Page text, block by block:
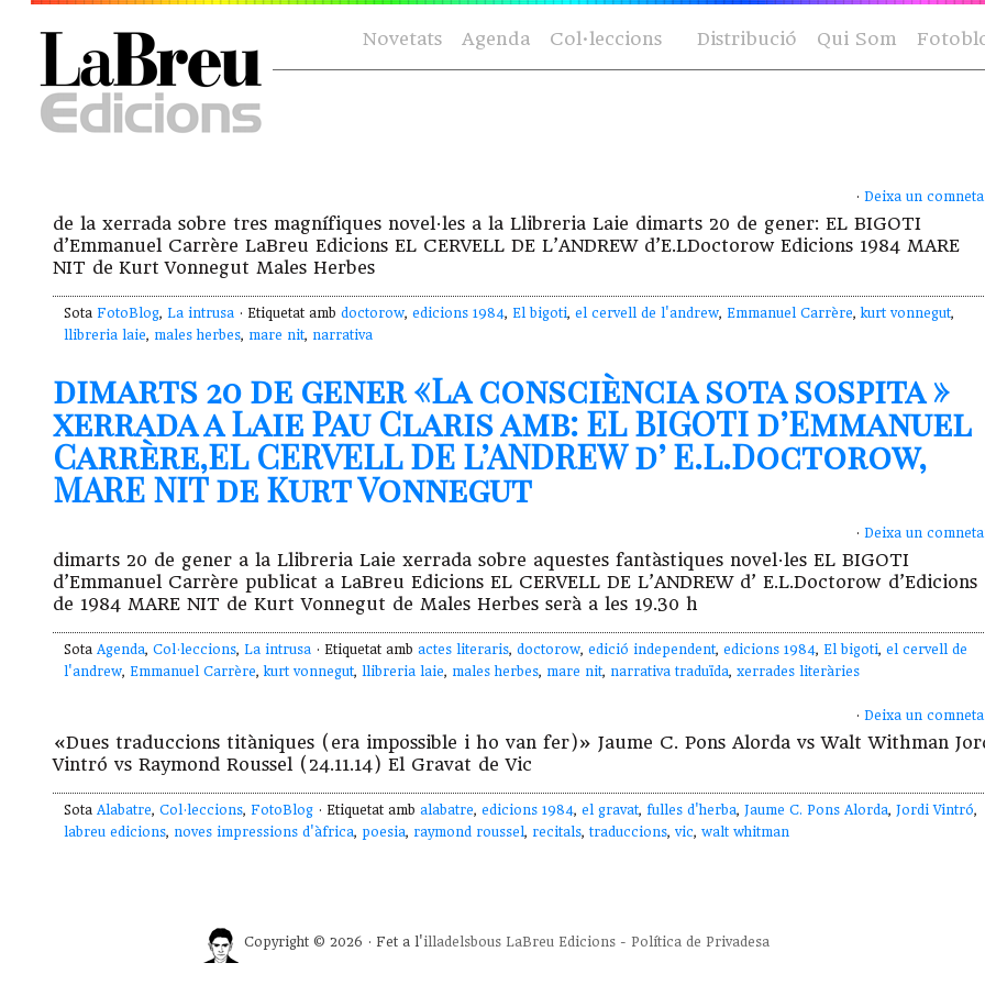
Novetats Agenda Col·leccions Distribució Qui Som
· Deixa un
de la xerrada sobre tres magnífiques novel·les a la Llibreria Laie dimarts 20 de gener: EL BIGOTI
d’Emmanuel Carrère LaBreu Edicions EL CERVELL DE L’ANDREW d’E.LDoctorow Edicions 1984 MARE
NIT de Kurt Vonnegut Males Herbes
Sota FotoBlog, La intrusa · Etiquetat amb doctorow, edicions 1984, El bigoti, el cervell de l'andrew, Emmanuel Carrère, kurt vonnegut,
llibreria laie, males herbes, mare nit, narrativa
dimarts 20 de gener «La consciència sota sospita »
xerrada a Laie Pau Claris amb: EL BIGOTI d’Emmanuel
Carrère,EL CERVELL DE L’ANDREW d’ E.L.Doctorow,
MARE NIT de Kurt Vonnegut
· Deixa un
dimarts 20 de gener a la Llibreria Laie xerrada sobre aquestes fantàstiques novel·les EL BIGOTI
d’Emmanuel Carrère publicat a LaBreu Edicions EL CERVELL DE L’ANDREW d’ E.L.Doctorow d’Edicions
de 1984 MARE NIT de Kurt Vonnegut de Males Herbes serà a les 19.30 h
Sota Agenda, Col·leccions, La intrusa · Etiquetat amb actes literaris, doctorow, edició independent, edicions 1984, El bigoti, el cervell de
l'andrew, Emmanuel Carrère, kurt vonnegut, llibreria laie, males herbes, mare nit, narrativa traduïda, xerrades literàries
· Deixa un
«Dues traduccions titàniques (era impossible i ho van fer)» Jaume C. Pons Alorda vs Walt Withman
Vintró vs Raymond Roussel (24.11.14) El Gravat de Vic
Sota Alabatre, Col·leccions, FotoBlog · Etiquetat amb alabatre, edicions 1984, el gravat, fulles d'herba, Jaume C. Pons Alorda, Jordi Vintró,
labreu edicions, noves impressions d'àfrica, poesia, raymond roussel, recitals, traduccions, vic, walt whitman
Copyright © 2026 · Fet a l'illadelsbous LaBreu Edicions - Política de Privadesa